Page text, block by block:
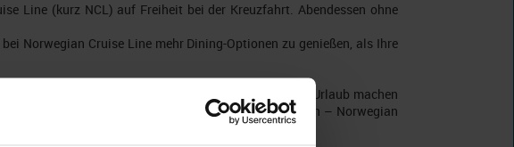
Line (kurz NCL) auf Freiheit bei der Kreuzfahrt. Abendessen ohne
Norwegian Cruise Line mehr Dining-Optionen zu genießen, als Ihre
buchen möchten, alleine in einer Studio-Kabine Urlaub machen
im The Haven by Norwegian verbringen möchten – Norwegian